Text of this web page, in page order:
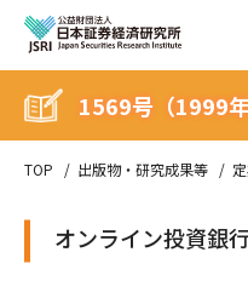
TOP 出版物・研究成果等
1569号（1999年
オンライン投資銀